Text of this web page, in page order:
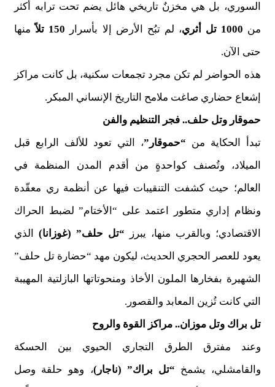
السوري، بل هي مخزنٌ تاريخي هائل يضم تحت ترابه أكثر
من 1000 تل أثري ، لم تبُح الأرض إلا بأسرار 150 تلاً
منها
حتى الآن.
هذه الحواضر لم تكن مجرد تجمعات سكنية، بل كانت مراكز
إشعاع حضاري صاغت ملامح التاريخ الإنساني المبكر.
حموقار وتل حلف.. فجر التنظيم والفن
تبدأ الحكاية من “حموقار”، التي تعود للألف الرابع قبل
الميلاد، وتُصنف كواحدةٍ من أقدم المدن المنظمة في
العالم؛ حيث كشفت التنقيبات فيها عن أنظمة ري معقّدة
ونظام إداري متطور اعتمد على “الأختام” لضبط الحراك
الاقتصادي؛ وبالقرب منها، يبرز “تل حلف” (غوزانا)الذي
يعود للعصر الحجري الحديث، ليكون مهد “حضارة تل حلف”
الشهيرة بفخارها الملون الأخاذ ومنحوتاتها البازلتية المهيبة
التي كانت تُزين المعابد والقصور.
تل براك وتل موزان.. مراكز القوة والروح
وعند مفترق الطرق التجاري الحيوي بين الحسكة
والقامشلي، يشمخ “تل براك” (ناجار)، وهو حلقة وصل